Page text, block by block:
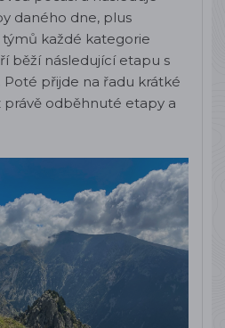
daného dne, plus
každé kategorie
běží následující etapu s
Poté přijde na řadu krátké
právě odběhnuté etapy a